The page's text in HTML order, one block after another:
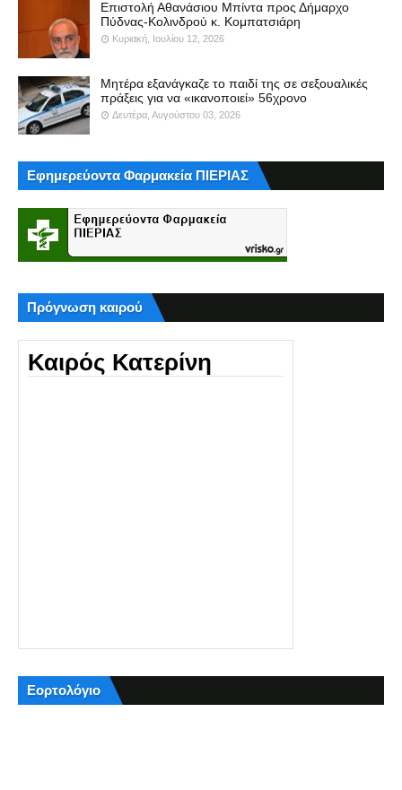
Επιστολή Αθανάσιου Μπίντα προς Δήμαρχο
Πύδνας-Κολινδρού κ. Κομπατσιάρη
Κυριακή, Ιουλίου 12, 2026
Μητέρα εξανάγκαζε το παιδί της σε σεξουαλικές
πράξεις για να «ικανοποιεί» 56χρονο
Δευτέρα, Αυγούστου 03, 2026
Εφημερεύοντα Φαρμακεία ΠΙΕΡΙΑΣ
Πρόγνωση καιρού
Καιρός Κατερίνη
Εορτολόγιο